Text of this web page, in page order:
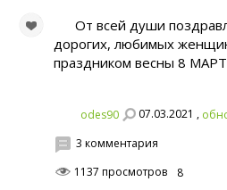
От всей души
дорогих, любимых
праздником весны 8
odes90 07.03.2021 ,
3 комментария
1137 просмотров
8